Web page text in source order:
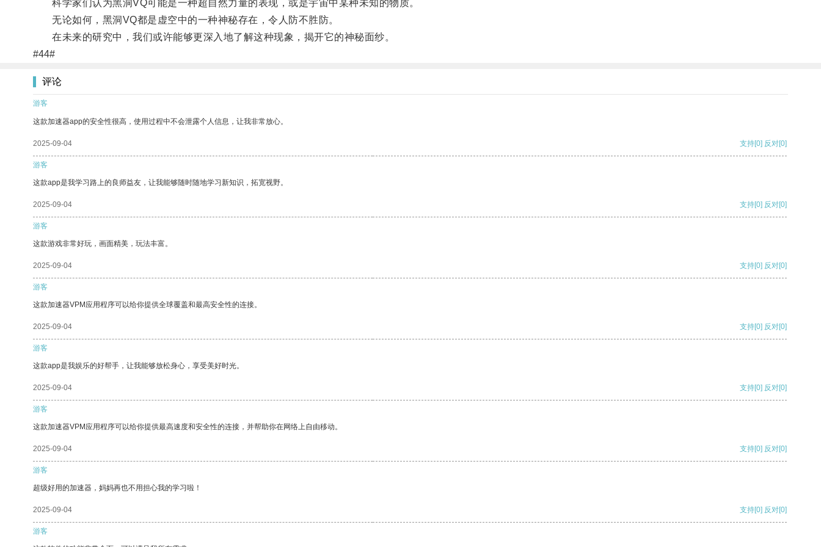
科学家们认为黑洞VQ可能是一种超自然力量的表现，或是宇宙中某种未知的物质。
无论如何，黑洞VQ都是虚空中的一种神秘存在，令人防不胜防。
在未来的研究中，我们或许能够更深入地了解这种现象，揭开它的神秘面纱。
#44#
评论
游客
这款加速器app的安全性很高，使用过程中不会泄露个人信息，让我非常放心。
2025-09-04 支持[0] 反对[0]
游客
这款app是我学习路上的良师益友，让我能够随时随地学习新知识，拓宽视野。
2025-09-04 支持[0] 反对[0]
游客
这款游戏非常好玩，画面精美，玩法丰富。
2025-09-04 支持[0] 反对[0]
游客
这款加速器VPM应用程序可以给你提供全球覆盖和最高安全性的连接。
2025-09-04 支持[0] 反对[0]
游客
这款app是我娱乐的好帮手，让我能够放松身心，享受美好时光。
2025-09-04 支持[0] 反对[0]
游客
这款加速器VPM应用程序可以给你提供最高速度和安全性的连接，并帮助你在网络上自由移动。
2025-09-04 支持[0] 反对[0]
游客
超级好用的加速器，妈妈再也不用担心我的学习啦！
2025-09-04 支持[0] 反对[0]
游客